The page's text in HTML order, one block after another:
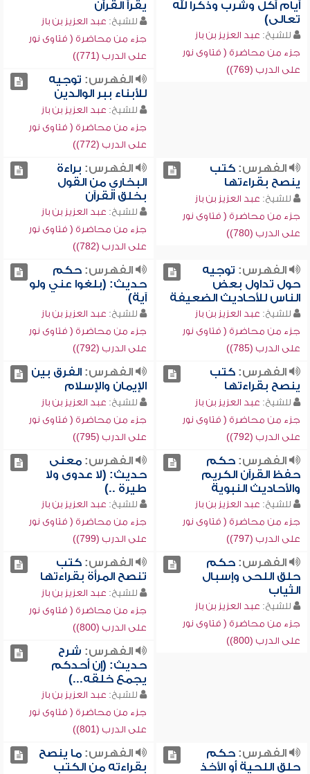
أيام أكل وشرب وذكرا لله
تعالى)
للشيخ: عبد العزيز بن باز
جزء من محاضرة ( فتاوى نور
على الدرب (769))
يقرأ القرآن
للشيخ: عبد العزيز بن باز
جزء من محاضرة ( فتاوى نور
على الدرب (771))
الفهرس: توجيه
للأبناء ببر الوالدين
للشيخ: عبد العزيز بن باز
جزء من محاضرة ( فتاوى نور
على الدرب (772))
الفهرس:كتب
ينصح بقراءتها
للشيخ: عبد العزيز بن باز
جزء من محاضرة ( فتاوى نور
على الدرب (780))
الفهرس: براءة
البخاري من القول
بخلق القرآن
للشيخ: عبد العزيز بن باز
جزء من محاضرة ( فتاوى نور
على الدرب (782))
الفهرس: توجيه
حول تداول بعض
الناس للأحاديث الضعيفة
للشيخ: عبد العزيز بن باز
جزء من محاضرة ( فتاوى نور
على الدرب (785))
الفهرس:حكم
حديث: (بلغوا عني ولو
آية)
للشيخ: عبد العزيز بن باز
جزء من محاضرة ( فتاوى نور
على الدرب (792))
الفهرس:كتب
ينصح بقراءتها
للشيخ: عبد العزيز بن باز
جزء من محاضرة ( فتاوى نور
على الدرب (792))
الفهرس:الفرق بين
الإيمان والإسلام
للشيخ: عبد العزيز بن باز
جزء من محاضرة ( فتاوى نور
على الدرب (795))
الفهرس:حكم
حفظ القرآن الكريم
والأحاديث النبوية
للشيخ: عبد العزيز بن باز
جزء من محاضرة ( فتاوى نور
على الدرب (797))
الفهرس:معنى
حديث: (لا عدوى ولا
طيرة ..)
للشيخ: عبد العزيز بن باز
جزء من محاضرة ( فتاوى نور
على الدرب (799))
الفهرس:حكم
حلق اللحى وإسبال
الثياب
للشيخ: عبد العزيز بن باز
جزء من محاضرة ( فتاوى نور
على الدرب (800))
الفهرس:كتب
تنصح المرأة بقراءتها
للشيخ: عبد العزيز بن باز
جزء من محاضرة ( فتاوى نور
على الدرب (800))
الفهرس: شرح
حديث: (إن أحدكم
يجمع خلقه...)
للشيخ: عبد العزيز بن باز
جزء من محاضرة ( فتاوى نور
على الدرب (801))
الفهرس:حكم
حلق اللحية أو الأخذ
الفهرس:ما ينصح
بقراءته من الكتب